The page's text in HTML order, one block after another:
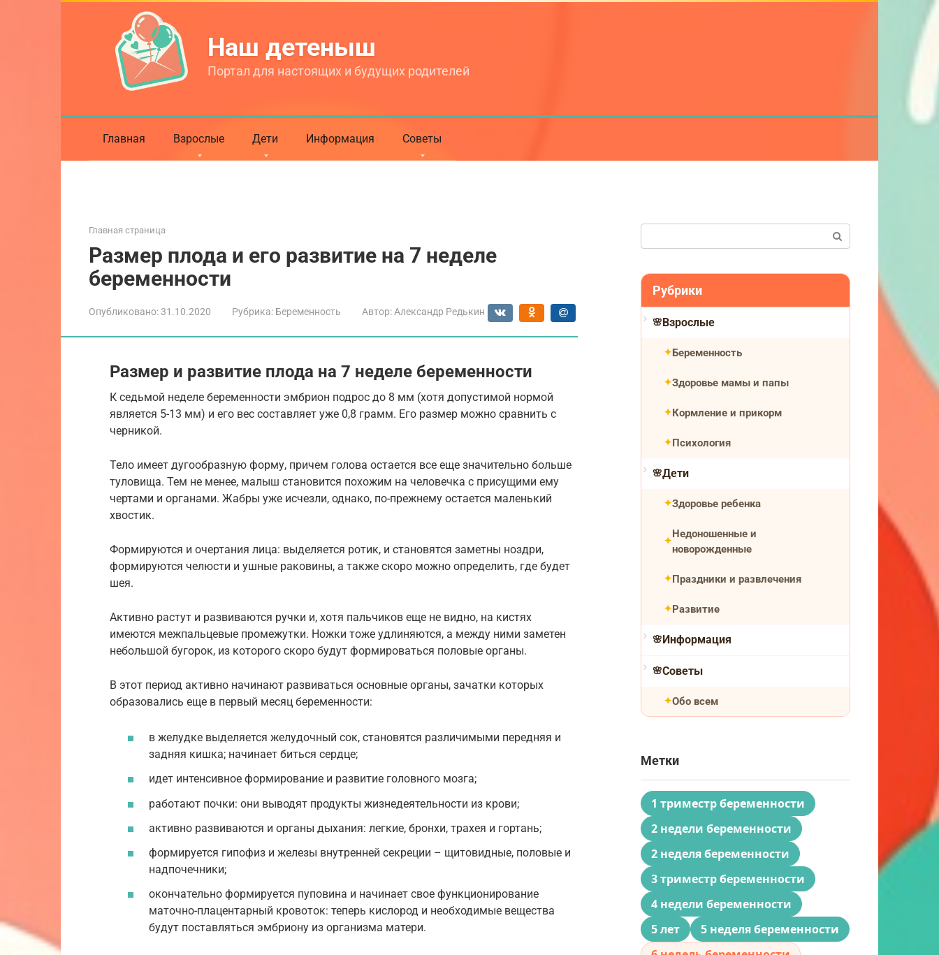
Наш детеныш
Портал для настоящих и будущих родителей
Главная Взрослые Дети Информация Советы
Главная страница
Размер плода и его развитие на 7 неделе
беременности
Опубликовано:31.10.2020 Рубрика: Беременность Автор: Александр Редькин
Размер и развитие плода на 7 неделе беременности
К седьмой неделе беременности эмбрион подрос до 8 мм (хотя допустимой нормой
является 5-13 мм) и его вес составляет уже 0,8 грамм. Его размер можно сравнить с
черникой.
Тело имеет дугообразную форму, причем голова остается все еще значительно больше
туловища. Тем не менее, малыш становится похожим на человечка с присущими ему
чертами и органами. Жабры уже исчезли, однако, по-прежнему остается маленький
хвостик.
Формируются и очертания лица: выделяется ротик, и становятся заметны ноздри,
формируются челюсти и ушные раковины, а также скоро можно определить, где будет
шея.
Активно растут и развиваются ручки и, хотя пальчиков еще не видно, на кистях
имеются межпальцевые промежутки. Ножки тоже удлиняются, а между ними заметен
небольшой бугорок, из которого скоро будут формироваться половые органы.
В этот период активно начинают развиваться основные органы, зачатки которых
образовались еще в первый месяц беременности:
в желудке выделяется желудочный сок, становятся различимыми передняя и
задняя кишка; начинает биться сердце;
идет интенсивное формирование и развитие головного мозга;
работают почки: они выводят продукты жизнедеятельности из крови;
активно развиваются и органы дыхания: легкие, бронхи, трахея и гортань;
формируется гипофиз и железы внутренней секреции – щитовидные, половые и
надпочечники;
окончательно формируется пуповина и начинает свое функционирование
маточно-плацентарный кровоток: теперь кислород и необходимые вещества
будут поставляться эмбриону из организма матери.
Рубрики
Взрослые
Беременность
Здоровье мамы и папы
Кормление и прикорм
Психология
Дети
Здоровье ребенка
Недоношенные и
новорожденные
Праздники и развлечения
Развитие
Информация
Советы
Обо всем
Метки
1 триместр беременности
2 недели беременности
2 неделя беременности
3 триместр беременности
4 недели беременности
5 лет
5 неделя беременности